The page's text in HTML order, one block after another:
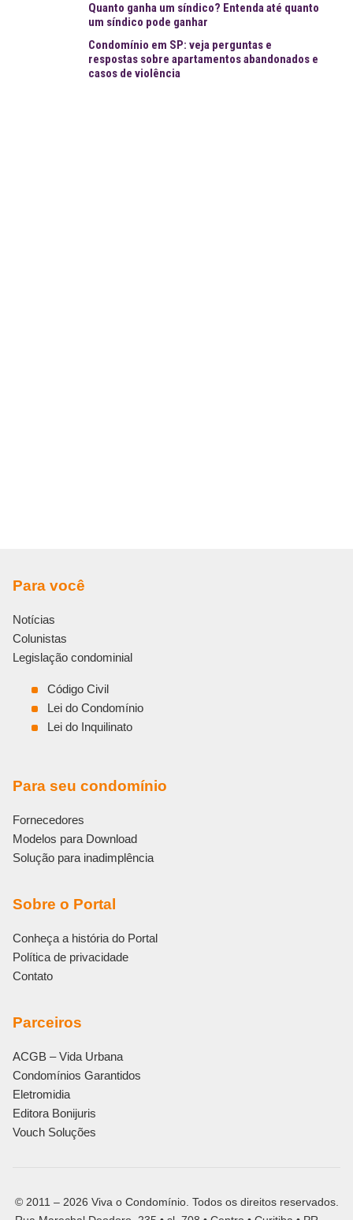
Quanto ganha um síndico? Entenda até quanto
um síndico pode ganhar
Condomínio em SP: veja perguntas e
respostas sobre apartamentos abandonados e
casos de violência
Para você
Notícias
Colunistas
Legislação condominial
Código Civil
Lei do Condomínio
Lei do Inquilinato
Para seu condomínio
Fornecedores
Modelos para Download
Solução para inadimplência
Sobre o Portal
Conheça a história do Portal
Política de privacidade
Contato
Parceiros
ACGB – Vida Urbana
Condomínios Garantidos
Eletromidia
Editora Bonijuris
Vouch Soluções
© 2011 – 2026 Viva o Condomínio. Todos os direitos reservados.